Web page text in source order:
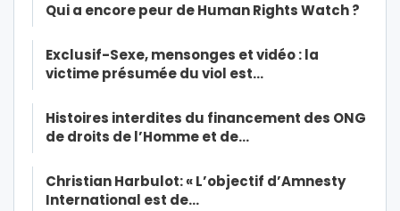
Qui a encore peur de Human Rights Watch ?
Exclusif-Sexe, mensonges et vidéo : la
victime présumée du viol est…
Histoires interdites du financement des ONG
de droits de l’Homme et de…
Christian Harbulot: « L’objectif d’Amnesty
International est de…